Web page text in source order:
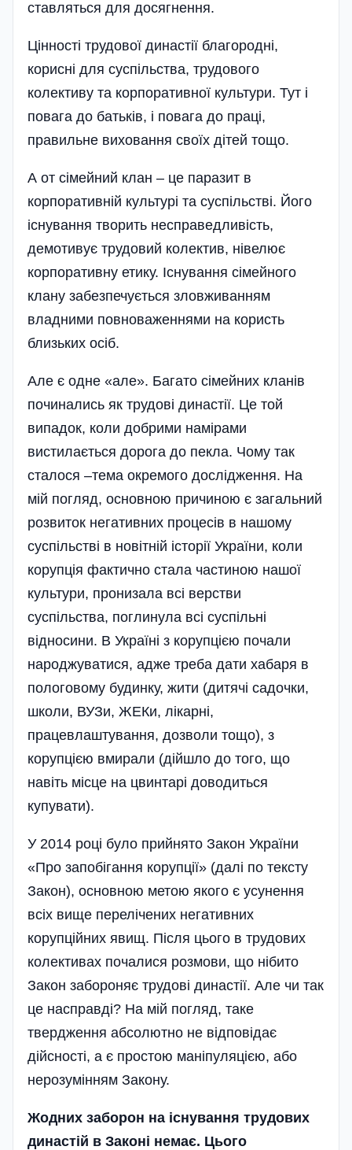
ставляться для досягнення.
Цінності трудової династії благородні,
корисні для суспільства, трудового
колективу та корпоративної культури. Тут і
повага до батьків, і повага до праці,
правильне виховання своїх дітей тощо.
А от сімейний клан – це паразит в
корпоративній культурі та суспільстві. Його
існування творить несправедливість,
демотивує трудовий колектив, нівелює
корпоративну етику. Існування сімейного
клану забезпечується зловживанням
владними повноваженнями на користь
близьких осіб.
Але є одне «але». Багато сімейних кланів
починались як трудові династії. Це той
випадок, коли добрими намірами
вистилається дорога до пекла. Чому так
сталося –тема окремого дослідження. На
мій погляд, основною причиною є загальний
розвиток негативних процесів в нашому
суспільстві в новітній історії України, коли
корупція фактично стала частиною нашої
культури, пронизала всі верстви
суспільства, поглинула всі суспільні
відносини. В Україні з корупцією почали
народжуватися, адже треба дати хабаря в
пологовому будинку, жити (дитячі садочки,
школи, ВУЗи, ЖЕКи, лікарні,
працевлаштування, дозволи тощо), з
корупцією вмирали (дійшло до того, що
навіть місце на цвинтарі доводиться
купувати).
У 2014 році було прийнято Закон України
«Про запобігання корупції» (далі по тексту
Закон), основною метою якого є усунення
всіх вище перелічених негативних
корупційних явищ. Після цього в трудових
колективах почалися розмови, що нібито
Закон забороняє трудові династії. Але чи так
це насправді? На мій погляд, таке
твердження абсолютно не відповідає
дійсності, а є простою маніпуляцією, або
нерозумінням Закону.
Жодних заборон на існування трудових
династій в Законі немає. Цього